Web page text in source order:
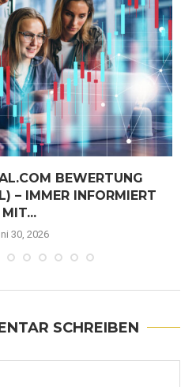
BEWERTUNG
– IMMER INFORMIERT
MIT...
30, 2026
SCHREIBEN